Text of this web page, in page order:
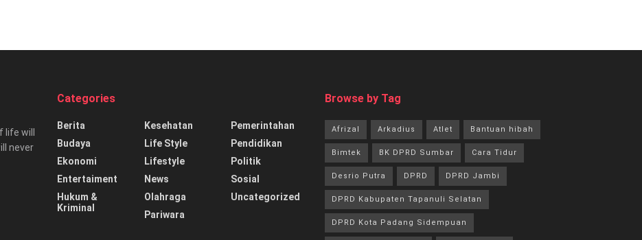
will
never
Categories
Berita
Budaya
Ekonomi
Entertaiment
Hukum &
Kriminal
Kesehatan
Life Style
Lifestyle
News
Olahraga
Pariwara
Pemerintahan
Pendidikan
Politik
Sosial
Uncategorized
Browse by Tag
Afrizal Arkadius Atlet Bantuan hibah
Bimtek BK DPRD Sumbar Cara Tidur
Desrio Putra DPRD DPRD Jambi
DPRD Kabupaten Tapanuli Selatan
DPRD Kota Padang Sidempuan